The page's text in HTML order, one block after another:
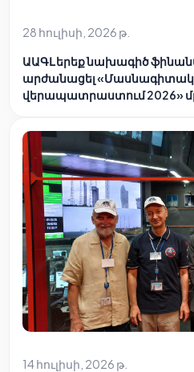
28 հուլիսի, 2026 թ.
ԱԱԳԼ երեք նախագիծ
արժանացել
վերապատրաստում 2026»
14 հուլիսի, 2026 թ.